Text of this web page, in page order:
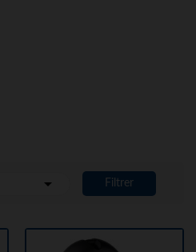
 Filtrer